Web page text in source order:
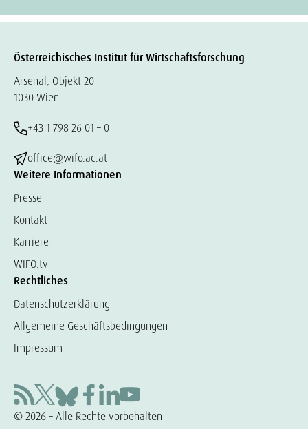
Österreichisches Institut für Wirtschaftsforschung
Arsenal, Objekt 20
1030 Wien
+43 1 798 26 01 – 0
office@wifo.ac.at
Weitere Informationen
Presse
Kontakt
Karriere
WIFO.tv
Rechtliches
Datenschutzerklärung
Allgemeine Geschäftsbedingungen
Impressum
© 2026 – Alle Rechte vorbehalten